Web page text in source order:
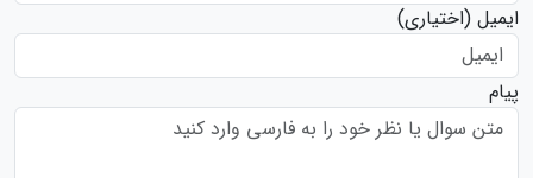
ایمیل (اختیاری)
پیام